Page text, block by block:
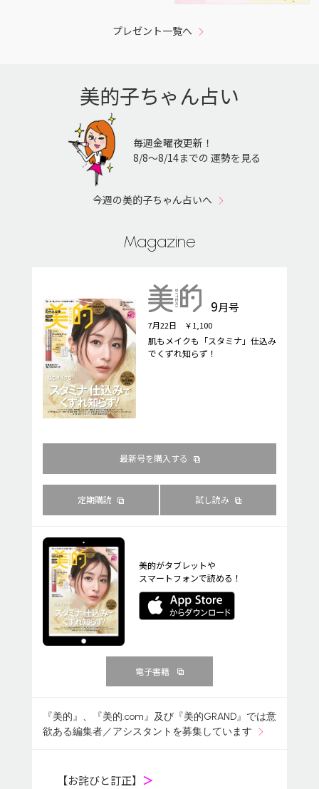
プレゼント一覧へ
美的子ちゃん占い
毎週金曜夜更新！
8/8〜8/14までの 運勢を見る
今週の美的子ちゃん占いへ
Magazine
9月号
7月22日 ￥1,100
肌もメイクも「スタミナ」仕込み
でくずれ知らず！
最新号を購入する
定期購読 試し読み
美的がタブレットや
スマートフォンで読める！
電子書籍
『美的』、『美的.com』及び『美的GRAND』では意
欲ある編集者／アシスタントを募集しています
【お詫びと訂正】 ＞